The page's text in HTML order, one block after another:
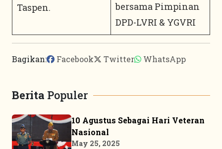
Taspen.
bersama Pimpinan
DPD-LVRI & YGVRI
Bagikan: Facebook Twitter WhatsApp
Berita Populer
10 Agustus Sebagai Hari Veteran
Nasional
May 25, 2025